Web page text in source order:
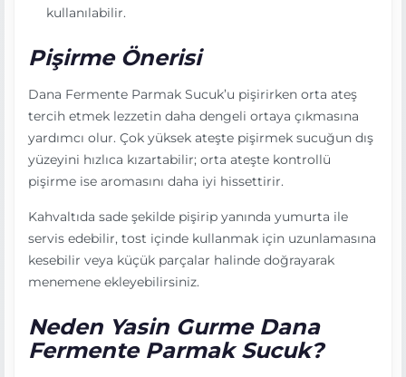
kullanılabilir.
Pişirme Önerisi
Dana Fermente Parmak Sucuk’u pişirirken orta ateş
tercih etmek lezzetin daha dengeli ortaya çıkmasına
yardımcı olur. Çok yüksek ateşte pişirmek sucuğun dış
yüzeyini hızlıca kızartabilir; orta ateşte kontrollü
pişirme ise aromasını daha iyi hissettirir.
Kahvaltıda sade şekilde pişirip yanında yumurta ile
servis edebilir, tost içinde kullanmak için uzunlamasına
kesebilir veya küçük parçalar halinde doğrayarak
menemene ekleyebilirsiniz.
Neden Yasin Gurme Dana
Fermente Parmak Sucuk?